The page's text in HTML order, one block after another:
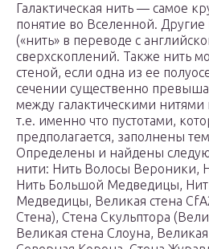
Галактическая нить — самое
понятие во Вселенной.
(«нить» в переводе с
сверхскоплений. Также нить
стеной, если одна из ее
сечении существенно
между галактическими
т.е. именно что пустотами,
предполагается, заполнены
Определены и найдены
нити: Нить Волосы Вероники,
Нить Большой Медведицы,
Медведицы, Великая стена
Стена), Стена Скульптора
Великая стена Слоуна, Великая